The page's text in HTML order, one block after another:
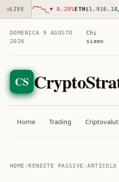
LIVE ▼ 0.20%ETH$1,916.18
DOMENICA 9 AGOSTO
2026
Chi
siamo
CS
Home Trading
HOME /RENDITE PASSIVE /ARTICOLO